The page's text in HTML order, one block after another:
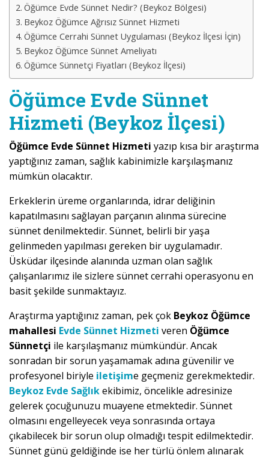
Öğümce Evde Sünnet Nedir? (Beykoz Bölgesi)
Beykoz Öğümce Ağrısız Sünnet Hizmeti
Öğümce Cerrahi Sünnet Uygulaması (Beykoz İlçesi İçin)
Beykoz Öğümce Sünnet Ameliyatı
Öğümce Sünnetçi Fiyatları (Beykoz İlçesi)
Öğümce Evde Sünnet
Hizmeti (Beykoz İlçesi)
Öğümce Evde Sünnet Hizmeti yazıp kısa bir araştırma
yaptığınız zaman, sağlık kabinimizle karşılaşmanız
mümkün olacaktır.
Erkeklerin üreme organlarında, idrar deliğinin
kapatılmasını sağlayan parçanın alınma sürecine
sünnet denilmektedir. Sünnet, belirli bir yaşa
gelinmeden yapılması gereken bir uygulamadır.
Üsküdar ilçesinde alanında uzman olan sağlık
çalışanlarımız ile sizlere sünnet cerrahi operasyonu en
basit şekilde sunmaktayız.
Araştırma yaptığınız zaman, pek çok Beykoz Öğümce
mahallesi Evde Sünnet Hizmeti veren Öğümce
Sünnetçi ile karşılaşmanız mümkündür. Ancak
sonradan bir sorun yaşamamak adına güvenilir ve
profesyonel biriyle iletişime geçmeniz gerekmektedir.
Beykoz Evde Sağlıkekibimiz, öncelikle adresinize
gelerek çocuğunuzu muayene etmektedir. Sünnet
olmasını engelleyecek veya sonrasında ortaya
çıkabilecek bir sorun olup olmadığı tespit edilmektedir.
Sünnet günü geldiğinde ise her türlü önlem alınarak